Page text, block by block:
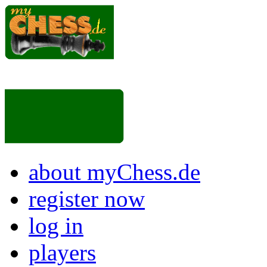
about myChess.de
register now
log in
players